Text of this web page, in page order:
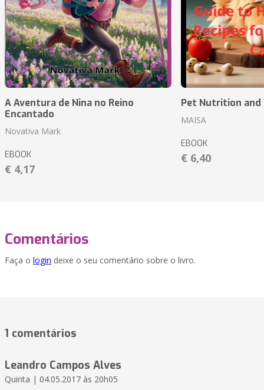
A Aventura de Nina no Reino
Encantado
Novativa Mark
EBOOK
€ 4,17
Pet Nutrition and
MAISA
EBOOK
€ 6,40
Comentários
Faça o login deixe o seu comentário sobre o livro.
1 comentários
Leandro Campos Alves
Quinta | 04.05.2017 às 20h05